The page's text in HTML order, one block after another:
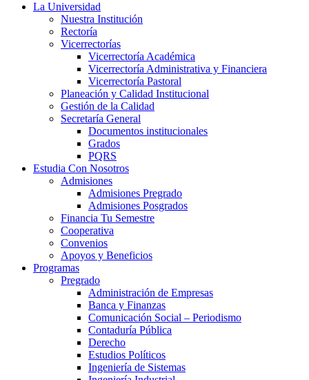
La Universidad
Nuestra Institución
Rectoría
Vicerrectorías
Vicerrectoría Académica
Vicerrectoría Administrativa y Financiera
Vicerrectoría Pastoral
Planeación y Calidad Institucional
Gestión de la Calidad
Secretaría General
Documentos institucionales
Grados
PQRS
Estudia Con Nosotros
Admisiones
Admisiones Pregrado
Admisiones Posgrados
Financia Tu Semestre
Cooperativa
Convenios
Apoyos y Beneficios
Programas
Pregrado
Administración de Empresas
Banca y Finanzas
Comunicación Social – Periodismo
Contaduría Pública
Derecho
Estudios Políticos
Ingeniería de Sistemas